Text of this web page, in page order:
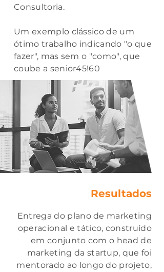
Consultoria.
Um exemplo clássico de um
ótimo trabalho indicando "o que
fazer", mas sem o "como", que
coube a senior45!60
Resultados
Entrega do plano de marketing
operacional e tático, construído
em conjunto com o head de
marketing da startup, que foi
mentorado ao longo do projeto,